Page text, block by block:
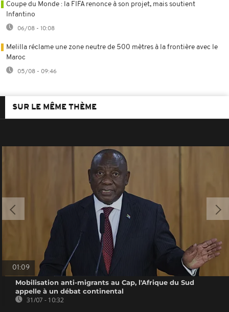
Coupe du Monde : la FIFA renonce à son projet, mais soutient
Infantino
06/08 - 10:08
Melilla réclame une zone neutre de 500 mètres à la frontière avec le
Maroc
05/08 - 09:46
SUR LE MÊME THÈME
01:09
Mobilisation anti-migrants au Cap, l'Afrique du Sud
appelle à un débat continental
31/07 - 10:32